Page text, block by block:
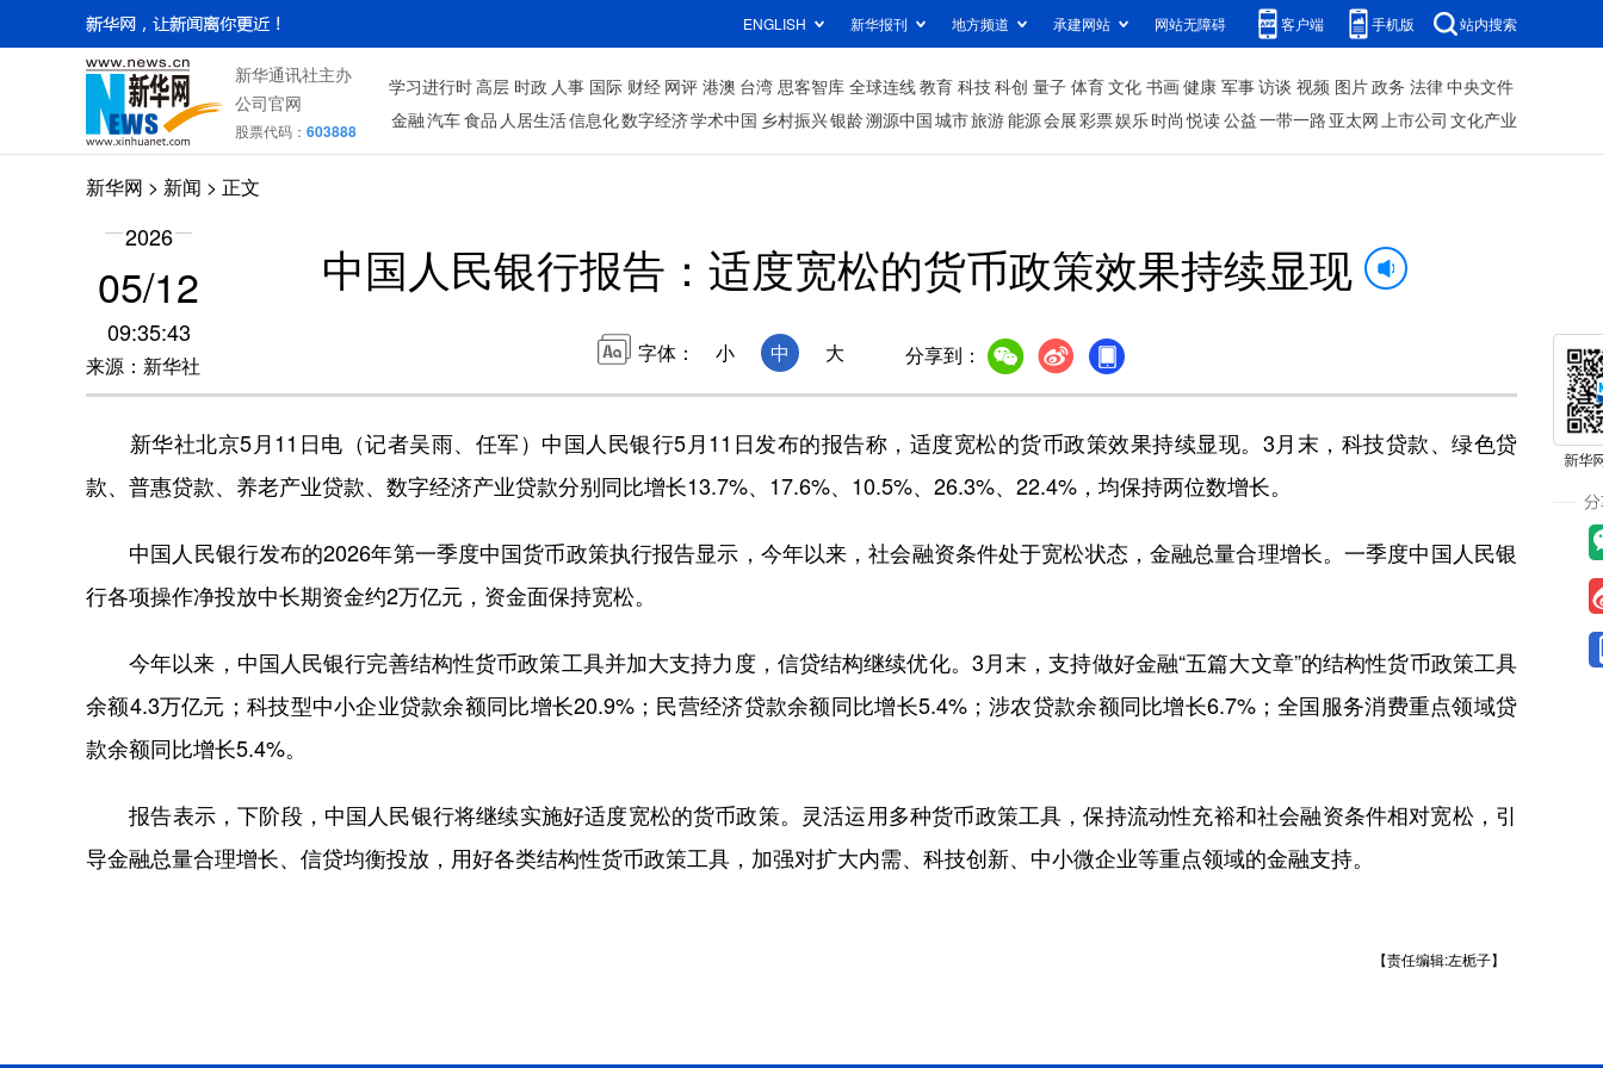
ENGLISH 新华报刊 地方频道 承建网站 网站无障碍 客户端 手机版 站内搜索
新华通讯社主办
公司官网
股票代码： 603888
学习进行时高层 时政 人事 国际 财经 网评 港澳 台湾 思客智库 全球连线教育 科技科创 量子 体育文化 书画健康 军事访谈 视频 图片政务 法律中央文件
金融汽车食品 人居生活信息化数字经济学术中国 乡村振兴银龄溯源中国城市旅游能源会展彩票娱乐时尚 悦读公益一带一路 亚太网上市公司 文化产业
新华网 > 新闻 > 正文
2026
05/12
09:35:43
来源：新华社
中国人民银行报告：适度宽松的货币政策效果持续显现
字体： 小 中 大 分享到：
新华社北京5月11日电（记者吴雨、任军）中国人民银行5月11日发布的报告称，适度宽松的货币政策效果持续显现。3月末，科技贷款、绿色贷
款、普惠贷款、养老产业贷款、数字经济产业贷款分别同比增长13.7%、17.6%、10.5%、26.3%、22.4%，均保持两位数增长。
中国人民银行发布的2026年第一季度中国货币政策执行报告显示，今年以来，社会融资条件处于宽松状态，金融总量合理增长。一季度中国人民银
行各项操作净投放中长期资金约2万亿元，资金面保持宽松。
今年以来，中国人民银行完善结构性货币政策工具并加大支持力度，信贷结构继续优化。3月末，支持做好金融“五篇大文章”的结构性货币政策工具
余额4.3万亿元；科技型中小企业贷款余额同比增长20.9%；民营经济贷款余额同比增长5.4%；涉农贷款余额同比增长6.7%；全国服务消费重点领域贷
款余额同比增长5.4%。
报告表示，下阶段，中国人民银行将继续实施好适度宽松的货币政策。灵活运用多种货币政策工具，保持流动性充裕和社会融资条件相对宽松，引
导金融总量合理增长、信贷均衡投放，用好各类结构性货币政策工具，加强对扩大内需、科技创新、中小微企业等重点领域的金融支持。
【责任编辑:左栀子】